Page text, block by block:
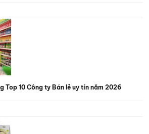
Top 10 Công ty Bán lẻ uy tín năm 2026